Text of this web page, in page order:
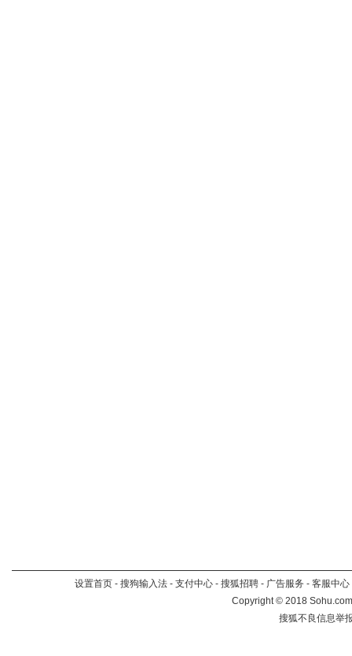
设置首页 - 搜狗输入法 - 支付中心 - 搜狐招聘 - 广告服务 - 客服中心
Copyright©2018
搜狐不良信息举